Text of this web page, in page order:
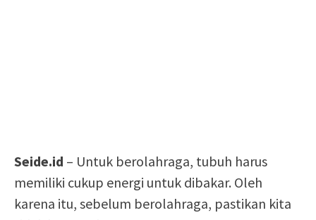
Seide.id – Untuk berolahraga, tubuh harus
memiliki cukup energi untuk dibakar. Oleh
karena itu, sebelum berolahraga, pastikan kita